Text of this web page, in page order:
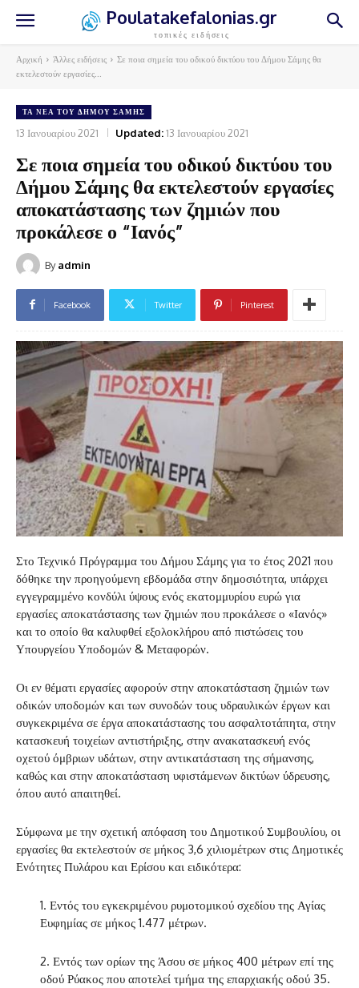
Poulatakefalonias.gr
τοπικές ειδήσεις
Αρχική Άλλες ειδήσεις
Σε ποια σημεία του οδικού δικτύου του Δήμου Σάμης θα
εκτελεστούν εργασίες...
ΤΑ ΝΈΑ ΤΟΥ ΔΉΜΟΥ ΣΆΜΗΣ
13 Ιανουαρίου 2021 Updated:13 Ιανουαρίου 2021
Σε ποια σημεία του οδικού δικτύου του
Δήμου Σάμης θα εκτελεστούν εργασίες
αποκατάστασης των ζημιών που
προκάλεσε ο “Ιανός”
By admin
Facebook Twitter Pinterest
Στο Τεχνικό Πρόγραμμα του Δήμου Σάμης για το έτος 2021 που
δόθηκε την προηγούμενη εβδομάδα στην δημοσιότητα, υπάρχει
εγγεγραμμένο κονδύλι ύψους ενός εκατομμυρίου ευρώ για
εργασίες αποκατάστασης των ζημιών που προκάλεσε ο «Ιανός»
και το οποίο θα καλυφθεί εξολοκλήρου από πιστώσεις του
Υπουργείου Υποδομών & Μεταφορών.
Οι εν θέματι εργασίες αφορούν στην αποκατάσταση ζημιών των
οδικών υποδομών και των συνοδών τους υδραυλικών έργων και
συγκεκριμένα σε έργα αποκατάστασης του ασφαλτοτάπητα, στην
κατασκευή τοιχείων αντιστήριξης, στην ανακατασκευή ενός
οχετού όμβριων υδάτων, στην αντικατάσταση της σήμανσης,
καθώς και στην αποκατάσταση υφιστάμενων δικτύων ύδρευσης,
όπου αυτό απαιτηθεί.
Σύμφωνα με την σχετική απόφαση του Δημοτικού Συμβουλίου, οι
εργασίες θα εκτελεστούν σε μήκος 3,6 χιλιομέτρων στις Δημοτικές
Ενότητες Πυλάρου και Ερίσου και ειδικότερα:
1. Εντός του εγκεκριμένου ρυμοτομικού σχεδίου της Αγίας
Ευφημίας σε μήκος 1.477 μέτρων.
2. Εντός των ορίων της Άσου σε μήκος 400 μέτρων επί της
οδού Ρύακος που αποτελεί τμήμα της επαρχιακής οδού 35.